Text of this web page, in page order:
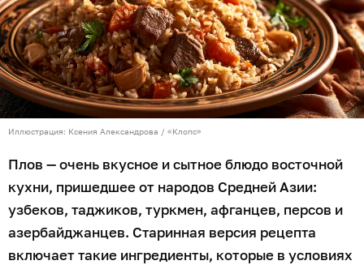
Иллюстрация: Ксения Александрова / «Клопс»
Плов — очень вкусное и сытное блюдо восточной
кухни, пришедшее от народов Средней Азии:
узбеков, таджиков, туркмен, афганцев, персов и
азербайджанцев. Старинная версия рецепта
включает такие ингредиенты, которые в условиях